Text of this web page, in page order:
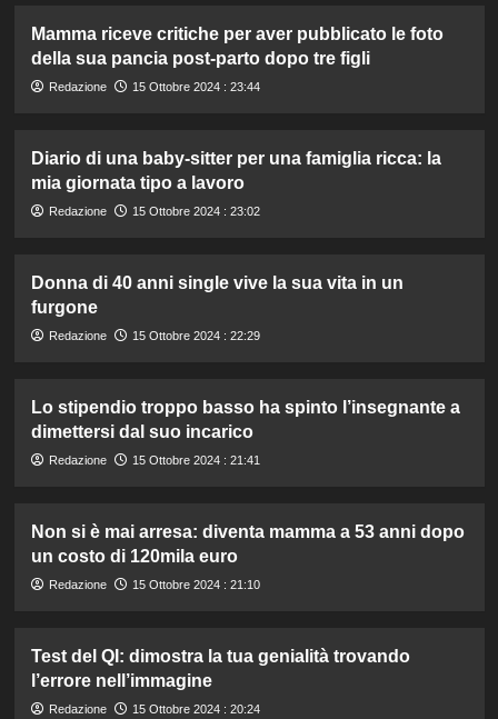
Mamma riceve critiche per aver pubblicato le foto
della sua pancia post-parto dopo tre figli
Redazione 15 Ottobre 2024 : 23:44
Diario di una baby-sitter per una famiglia ricca: la
mia giornata tipo a lavoro
Redazione 15 Ottobre 2024 : 23:02
Donna di 40 anni single vive la sua vita in un
furgone
Redazione 15 Ottobre 2024 : 22:29
Lo stipendio troppo basso ha spinto l’insegnante a
dimettersi dal suo incarico
Redazione 15 Ottobre 2024 : 21:41
Non si è mai arresa: diventa mamma a 53 anni dopo
un costo di 120mila euro
Redazione 15 Ottobre 2024 : 21:10
Test del QI: dimostra la tua genialità trovando
l’errore nell’immagine
Redazione 15 Ottobre 2024 : 20:24